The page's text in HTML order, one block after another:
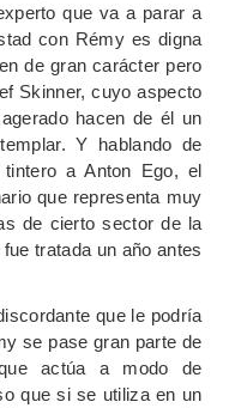
que va a parar a
con Rémy es digna
de gran carácter pero
Skinner, cuyo aspecto
hacen de él un
Y hablando de
a Anton Ego, el
que representa muy
de cierto sector de la
tratada un año antes
que le podría
se pase gran parte de
actúa a modo de
que si se utiliza en un